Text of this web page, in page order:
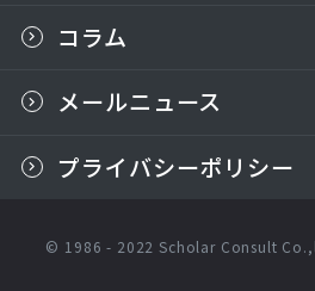
コラム
メールニュース
プライバシーポリシー
© 1986 - 2022 Scholar Consult